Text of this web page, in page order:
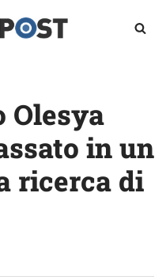
Olesya
in un
ricerca di